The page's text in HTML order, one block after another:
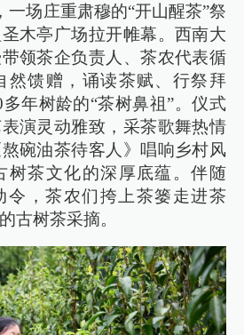
一场庄重肃穆的“开山醒茶”祭
木亭广场拉开帷幕。西南大
领茶企负责人、茶农代表循
然馈赠，诵读茶赋、行祭拜
年树龄的“茶树鼻祖”。仪式
演灵动雅致，采茶歌舞热情
碗油茶待客人》唱响乡村风
树茶文化的深厚底蕴。伴随
令，茶农们挎上茶篓走进茶
古树茶采摘。